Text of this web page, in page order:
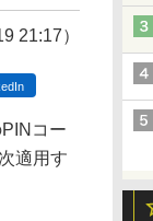
21:17）
コー
適用す